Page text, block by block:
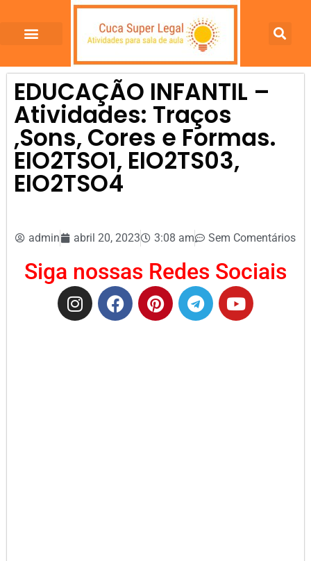
EDUCAÇÃO INFANTIL –
Atividades: Traços
,Sons, Cores e Formas.
EIO2TSO1, EIO2TS03,
EIO2TSO4
admin abril 20, 2023 3:08 am Sem Comentários
Siga nossas Redes Sociais